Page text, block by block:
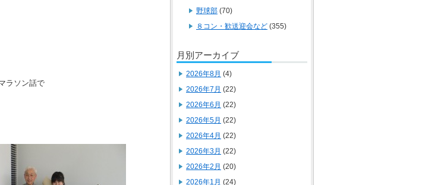
ラソン話で
野球部 (70)
８コン・歓送迎会など (355)
月別アーカイブ
2026年8月 (4)
2026年7月 (22)
2026年6月 (22)
2026年5月 (22)
2026年4月 (22)
2026年3月 (22)
2026年2月 (20)
2026年1月 (24)